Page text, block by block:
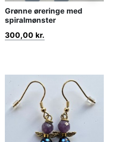
Grønne øreringe med
spiralmønster
300,00 kr.